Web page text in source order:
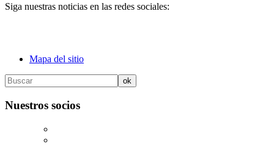
Siga nuestras noticias en las redes sociales:
Mapa del sitio
Nuestros socios